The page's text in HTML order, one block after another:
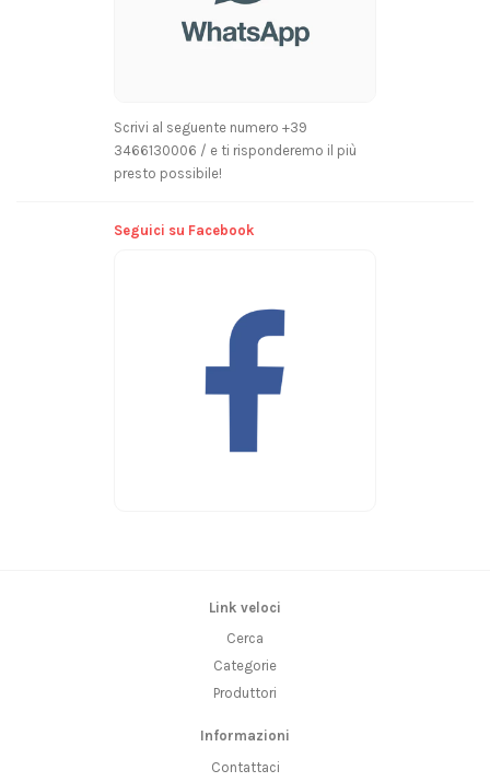
Scrivi al seguente numero +39
3466130006 / e ti risponderemo il più
presto possibile!
Seguici su Facebook
Link veloci
Cerca
Categorie
Produttori
Informazioni
Contattaci